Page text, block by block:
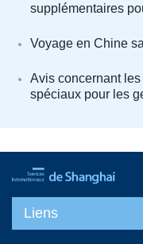
supplémentaires
Voyage en Chine
Avis concernant
spéciaux pour les
Liens